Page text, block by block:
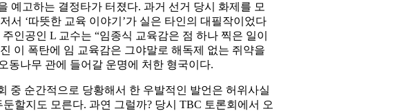
예고하는 결정타가 터졌다. 과거 선거 당시 화제를 모
서 ‘따뜻한 교육 이야기’가 실은 타인의 대필작이었다
인공인 L 교수는 “임종식 교육감은 점 하나 찍은 일이
이 폭탄에 임 교육감은 그야말로 해독제 없는 쥐약을
동나무 관에 들어갈 운명에 처한 형국이다.
중 순간적으로 당황해서 한 우발적인 발언은 허위사실
할지도 모른다. 과연 그럴까? 당시 TBC 토론회에서 오